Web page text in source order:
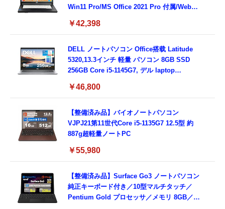
Win11 Pro/MS Office 2021 Pro 付属/Webカ
3.0)/ 有線静音マウス付属/ 180日保証（メモリ
￥42,398
DELL ノートパソコン Office搭载 Latitude
5320,13.3インチ 軽量 パソコン 8GB SSD
256GB Core i5-1145G7, デル laptop
ド付き (整備済み品)
￥46,800
【整備済み品】バイオノートパソコン
VJPJ21第11世代Core i5-1135G7 12.5型 約
887g超軽量ノートPC
￥55,980
【整備済み品】Surface Go3 ノートパソコン
純正キーボード付き／10型マルチタッチ／
Pentium Gold プロセッサ／メモリ 8GB／